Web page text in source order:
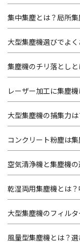
集中集塵とは？局所
大型集塵機選びでよ
集塵機のチリ落とし
レーザー加工に集塵
大型集塵機の捕集力
コンクリート粉塵は
空気清浄機と集塵機
乾湿両用集塵機とは
大型集塵機のフィル
風量型集塵機とは？